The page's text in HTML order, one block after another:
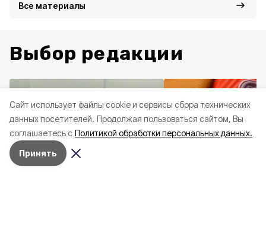
Cайт использует файлы cookie и сервисы сбора технических
данных посетителей. Продолжая пользоваться сайтом, Вы
соглашаетесь с Политикой обработки персональных данных.
Принять
Все материалы
Выбор редакции